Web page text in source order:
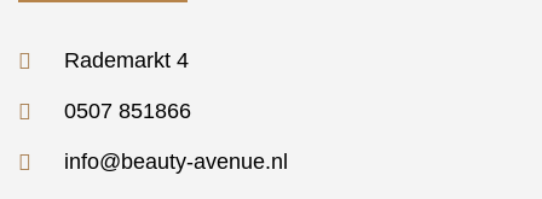
Rademarkt 4
0507 851866
info@beauty-avenue.nl